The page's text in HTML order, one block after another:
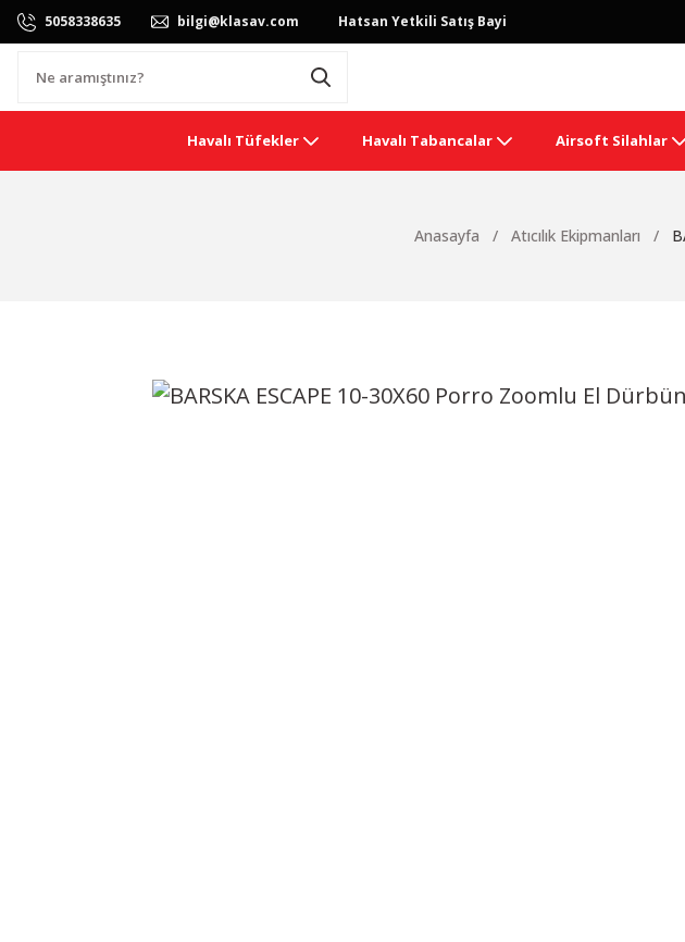
5058338635 bilgi@klasav.com Hatsan Yetkili Satış Bayi
Havalı Tüfekler Havalı Tabancalar Airsoft Silahlar
Anasayfa Atıcılık Ekipmanları